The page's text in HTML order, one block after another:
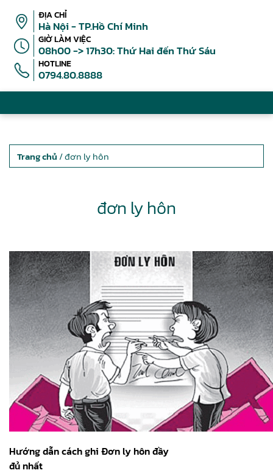
ĐỊA CHỈ
Hà Nội - TP.Hồ Chí Minh
GIỜ LÀM VIỆC
08h00 -> 17h30: Thứ Hai đến Thứ Sáu
HOTLINE
0794.80.8888
Trang chủ / đơn ly hôn
đơn ly hôn
Hướng dẫn cách ghi Đơn ly hôn đầy
đủ nhất